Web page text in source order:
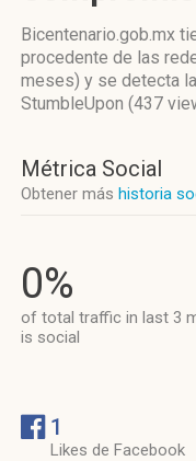
Bicentenario.gob.mx
procedente de las
meses) y se detecta
StumbleUpon (437
Métrica Social
Obtener más historia
0%
of total traffic in last 3
is social
1
Likes de Facebook